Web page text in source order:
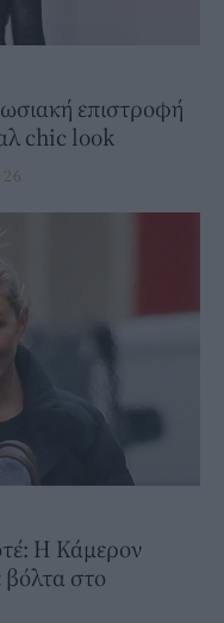
επιστροφή
chic look
Η Κάμερον
βόλτα στο